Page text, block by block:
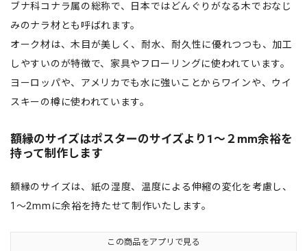
ブナ科コナラ属の総称で、日本ではどんぐりがなる木でおなじ
みのナラ材とも呼ばれます。
オーク材は、木目が美しく、耐水、耐久性に優れつつも、加工
しやすいのが特徴で、家具やフローリングに使われています。
ヨーロッパや、アメリカでも水に強いことからワインや、ウイ
スキーの樽に使われています。
額縁のサイズはポスターのサイズより1〜２mm余裕を
持って制作します
額縁のサイズは、紙の湿度、温度による伸縮の変化を考慮し、
1〜2mmに余裕を持たせて制作いたします。
この商品をアプリで見る